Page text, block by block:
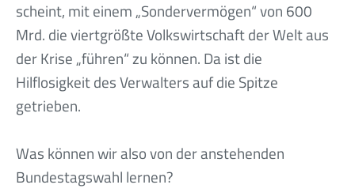
scheint, mit einem „Sondervermögen“ von 600
Mrd. die viertgrößte Volkswirtschaft der Welt aus
der Krise „führen“ zu können. Da ist die
Hilflosigkeit des Verwalters auf die Spitze
getrieben.
Was können wir also von der anstehenden
Bundestagswahl lernen?